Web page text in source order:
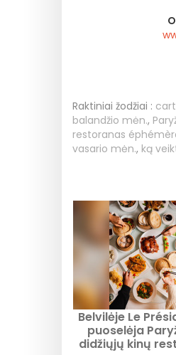
Raktiniai žodžiai :
balandžio mėn.,
restoranas
vasario mėn., ką
Belvilėje Le
puoselėja
didžiųjų kinų